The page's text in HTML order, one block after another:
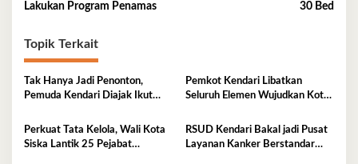
Lakukan Program Penamas
30 Bed
Topik Terkait
Tak Hanya Jadi Penonton,
Pemuda Kendari Diajak Ikut
Pemkot Kendari Libatkan
Seluruh Elemen Wujudkan Kota
Perkuat Tata Kelola, Wali Kota
Siska Lantik 25 Pejabat
RSUD Kendari Bakal jadi Pusat
Layanan Kanker Berstandar